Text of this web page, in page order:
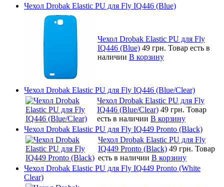
Чехол Drobak Elastic PU для Fly IQ446 (Blue)
Чехол Drobak Elastic PU для Fly
IQ446 (Blue) 49 грн. Товар есть в
наличии В корзину
Чехол Drobak Elastic PU для Fly IQ446 (Blue/Сlear)
Чехол Drobak Elastic PU для Fly
IQ446 (Blue/Сlear) 49 грн. Товар
есть в наличии В корзину
Чехол Drobak Elastic PU для Fly IQ449 Pronto (Black)
Чехол Drobak Elastic PU для Fly
IQ449 Pronto (Black) 49 грн. Товар
есть в наличии В корзину
Чехол Drobak Elastic PU для Fly IQ449 Pronto (White
Clear)